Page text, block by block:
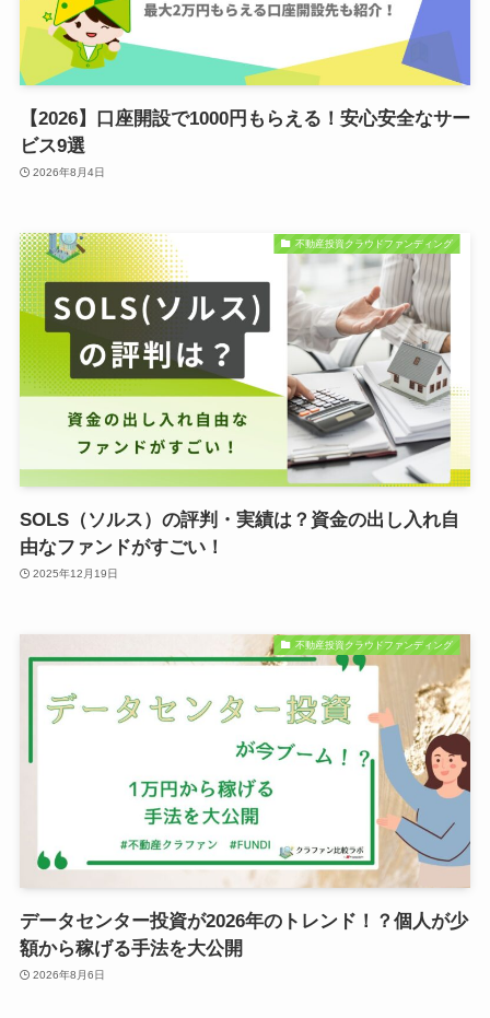
【2026】口座開設で1000円もらえる！安心安全なサー
ビス9選
2026年8月4日
不動産投資クラウドファンディング
SOLS（ソルス）の評判・実績は？資金の出し入れ自
由なファンドがすごい！
2025年12月19日
不動産投資クラウドファンディング
データセンター投資が2026年のトレンド！？個人が少
額から稼げる手法を大公開
2026年8月6日